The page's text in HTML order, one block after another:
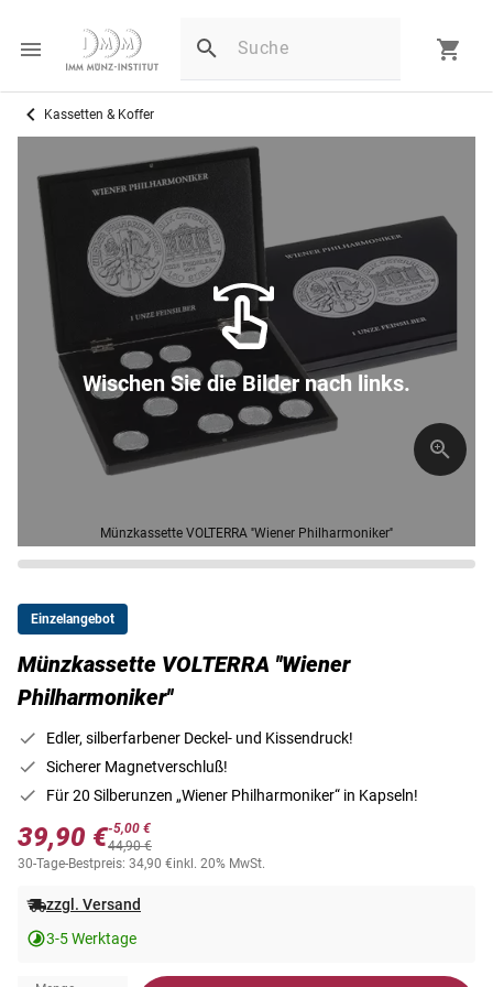
Kassetten & Koffer
Münzkassette VOLTERRA ''Wiener Philharmoniker''
Wischen Sie die Bilder nach links.
Einzelangebot
Münzkassette VOLTERRA ''Wiener
Philharmoniker''
Edler, silberfarbener Deckel- und Kissendruck!
Sicherer Magnetverschluß!
Für 20 Silberunzen „Wiener Philharmoniker“ in Kapseln!
39,90 €-5,00 €
44,90 €
30-Tage-Bestpreis: 34,90 €inkl. 20% MwSt.
zzgl. Versand
3-5 Werktage